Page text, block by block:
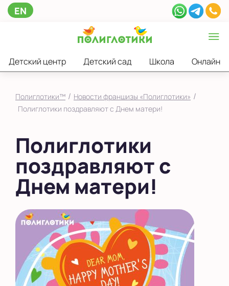
EN
Детский центр Детский сад Школа Онлайн
Полиглотики™ / Новости франшизы «Полиглотики» /
Полиглотики поздравляют с Днем матери!
Полиглотики
поздравляют с
Днем матери!